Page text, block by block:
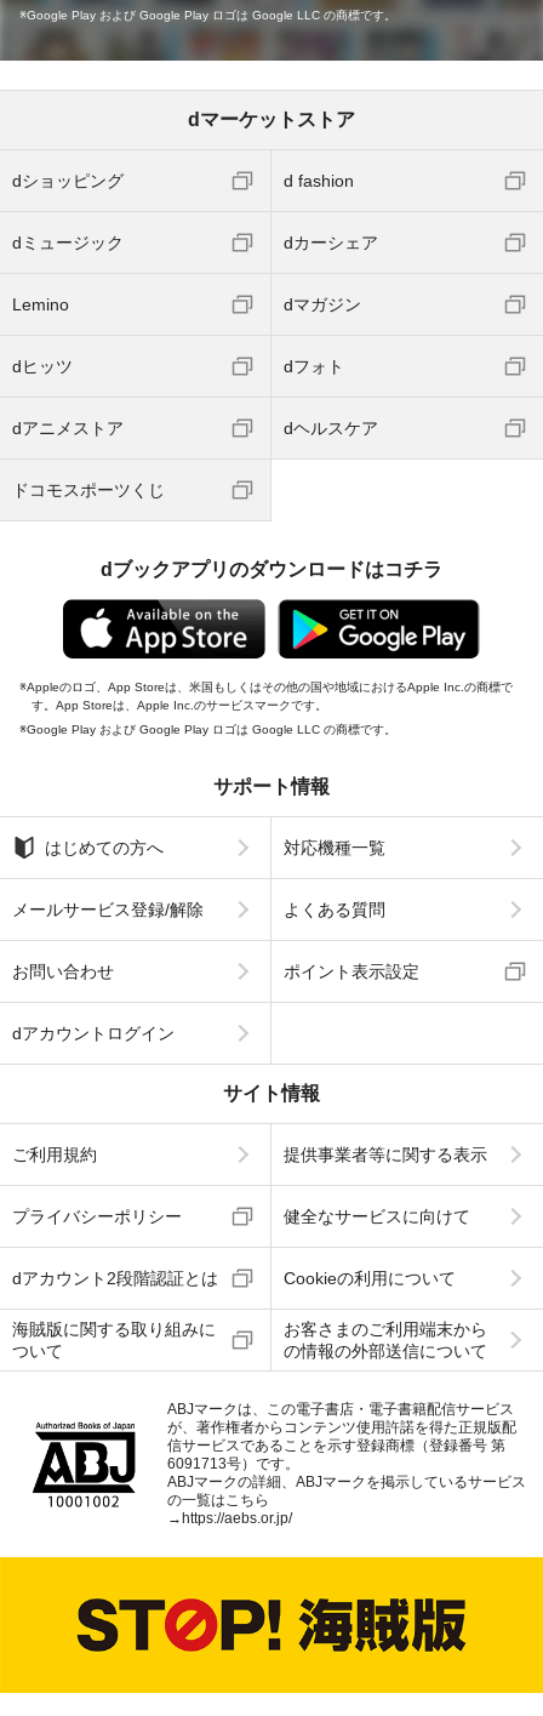
Google Play および Google Play ロゴは Google LLC の商標です。
dマーケットストア
dショッピング d fashion
dミュージック dカーシェア
Lemino dマガジン
dヒッツ dフォト
dアニメストア dヘルスケア
ドコモスポーツくじ
dブックアプリのダウンロードはコチラ
Appleのロゴ、App Storeは、米国もしくはその他の国や地域におけるApple Inc.の商標で
す。App Storeは、Apple Inc.のサービスマークです。
Google Play および Google Play ロゴは Google LLC の商標です。
サポート情報
はじめての方へ 対応機種一覧
メールサービス登録/解除 よくある質問
お問い合わせ ポイント表示設定
dアカウントログイン
サイト情報
ご利用規約 提供事業者等に関する表示
プライバシーポリシー 健全なサービスに向けて
dアカウント2段階認証とは Cookieの利用について
海賊版に関する取り組みに
ついて
お客さまのご利用端末から
の情報の外部送信について
ABJマークは、この電子書店・電子書籍配信サービス
が、著作権者からコンテンツ使用許諾を得た正規版配
信サービスであることを示す登録商標（登録番号 第
6091713号）です。
ABJマークの詳細、ABJマークを掲示しているサービス
の一覧はこちら
→ https://aebs.or.jp/